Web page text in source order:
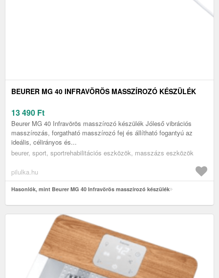
BEURER MG 40 INFRAVÖRÖS MASSZÍROZÓ KÉSZÜLÉK
13 490 Ft
Beurer MG 40 Infravörös masszírozó készülék Jóleső vibrációs
masszírozás, forgatható masszírozó fej és állítható fogantyú az
ideális, célirányos és...
beurer, sport, sportrehabilitációs eszközök, masszázs eszközök
pilulka.hu
Hasonlók, mint Beurer MG 40 Infravörös masszírozó készülék